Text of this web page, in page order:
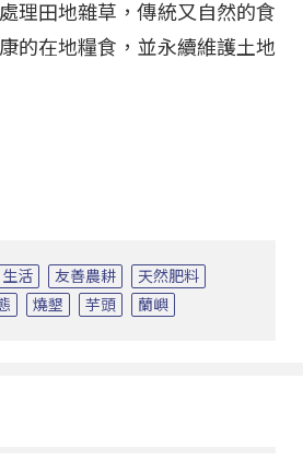
理田地雜草，傳統又自然的食
的在地糧食，並永續維護土地
生活 友善農耕
天然肥料
燒墾 芋頭 蘭嶼